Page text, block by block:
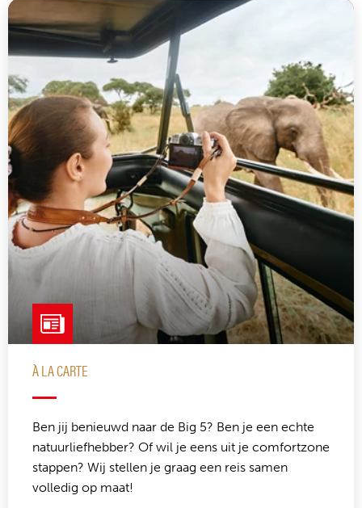
À LA CARTE
Ben jij benieuwd naar de Big 5? Ben je een echte
natuurliefhebber? Of wil je eens uit je comfortzone
stappen? Wij stellen je graag een reis samen
volledig op maat!